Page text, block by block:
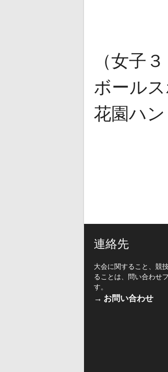
（女子
ボールス
花園ハ
連絡先
大会に関すること、競
ることは、問い合わせ
す。
→ お問い合わせ